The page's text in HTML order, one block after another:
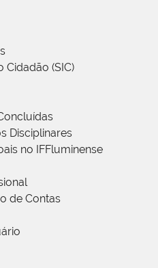
(SIC)
Disciplinares
no IFFluminense
de Contas